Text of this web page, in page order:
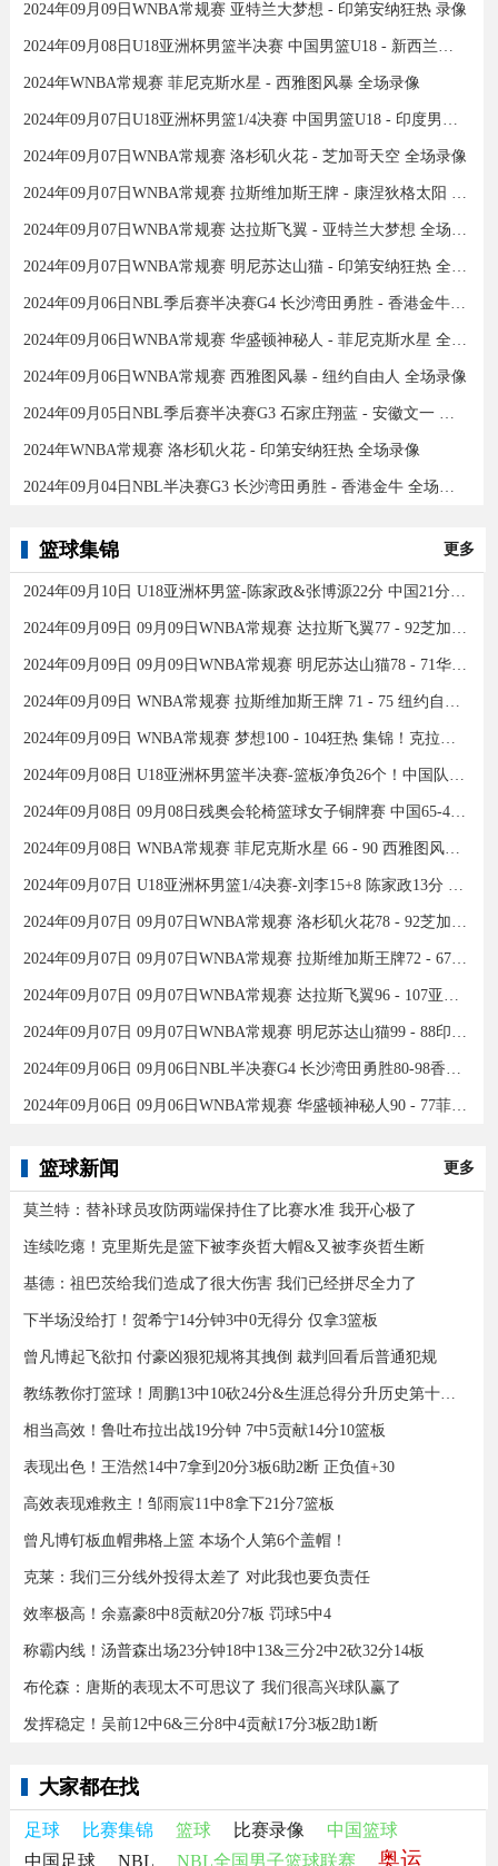
2024年09月09日WNBA常规赛 亚特兰大梦想 - 印第安纳狂热 录像
2024年09月08日U18亚洲杯男篮半决赛 中国男篮U18 - 新西兰男篮U18 录像
2024年WNBA常规赛 菲尼克斯水星 - 西雅图风暴 全场录像
2024年09月07日U18亚洲杯男篮1/4决赛 中国男篮U18 - 印度男篮U18 录像
2024年09月07日WNBA常规赛 洛杉矶火花 - 芝加哥天空 全场录像
2024年09月07日WNBA常规赛 拉斯维加斯王牌 - 康涅狄格太阳 全场录像
2024年09月07日WNBA常规赛 达拉斯飞翼 - 亚特兰大梦想 全场录像
2024年09月07日WNBA常规赛 明尼苏达山猫 - 印第安纳狂热 全场录像
2024年09月06日NBL季后赛半决赛G4 长沙湾田勇胜 - 香港金牛 全场录像
2024年09月06日WNBA常规赛 华盛顿神秘人 - 菲尼克斯水星 全场录像
2024年09月06日WNBA常规赛 西雅图风暴 - 纽约自由人 全场录像
2024年09月05日NBL季后赛半决赛G3 石家庄翔蓝 - 安徽文一 全场录像
2024年WNBA常规赛 洛杉矶火花 - 印第安纳狂热 全场录像
2024年09月04日NBL半决赛G3 长沙湾田勇胜 - 香港金牛 全场录像
篮球集锦 更多
2024年09月10日 U18亚洲杯男篮-陈家政&张博源22分 中国21分大胜约旦夺季军！
2024年09月09日 09月09日WNBA常规赛 达拉斯飞翼77 - 92芝加哥天空 全场集锦
2024年09月09日 09月09日WNBA常规赛 明尼苏达山猫78 - 71华盛顿神秘人 全场集锦
2024年09月09日 WNBA常规赛 拉斯维加斯王牌 71 - 75 纽约自由人 全场集锦
2024年09月09日 WNBA常规赛 梦想100 - 104狂热 集锦！克拉克26分12助
2024年09月08日 U18亚洲杯男篮半决赛-篮板净负26个！中国队不敌新西兰
2024年09月08日 09月08日残奥会轮椅篮球女子铜牌赛 中国65-43加拿大 全场集锦
2024年09月08日 WNBA常规赛 菲尼克斯水星 66 - 90 西雅图风暴 全场集锦
2024年09月07日 U18亚洲杯男篮1/4决赛-刘李15+8 陈家政13分 中国46分大胜印度
2024年09月07日 09月07日WNBA常规赛 洛杉矶火花78 - 92芝加哥天空 全场集锦
2024年09月07日 09月07日WNBA常规赛 拉斯维加斯王牌72 - 67康涅狄格太阳 集锦
2024年09月07日 09月07日WNBA常规赛 达拉斯飞翼96 - 107亚特兰大梦想 全场集锦
2024年09月07日 09月07日WNBA常规赛 明尼苏达山猫99 - 88印第安纳狂热 全场集锦
2024年09月06日 09月06日NBL半决赛G4 长沙湾田勇胜80-98香港金牛 全场集锦
2024年09月06日 09月06日WNBA常规赛 华盛顿神秘人90 - 77菲尼克斯水星 全场集锦
篮球新闻 更多
莫兰特：替补球员攻防两端保持住了比赛水准 我开心极了
连续吃瘪！克里斯先是篮下被李炎哲大帽&又被李炎哲生断
基德：祖巴茨给我们造成了很大伤害 我们已经拼尽全力了
下半场没给打！贺希宁14分钟3中0无得分 仅拿3篮板
曾凡博起飞欲扣 付豪凶狠犯规将其拽倒 裁判回看后普通犯规
教练教你打篮球！周鹏13中10砍24分&生涯总得分升历史第十三！
相当高效！鲁吐布拉出战19分钟 7中5贡献14分10篮板
表现出色！王浩然14中7拿到20分3板6助2断 正负值+30
高效表现难救主！邹雨宸11中8拿下21分7篮板
曾凡博钉板血帽弗格上篮 本场个人第6个盖帽！
克莱：我们三分线外投得太差了 对此我也要负责任
效率极高！余嘉豪8中8贡献20分7板 罚球5中4
称霸内线！汤普森出场23分钟18中13&三分2中2砍32分14板
布伦森：唐斯的表现太不可思议了 我们很高兴球队赢了
发挥稳定！吴前12中6&三分8中4贡献17分3板2助1断
大家都在找
足球 比赛集锦 篮球 比赛录像
中国篮球
中国足球
NBL NBL全国男子篮球联赛 奥运